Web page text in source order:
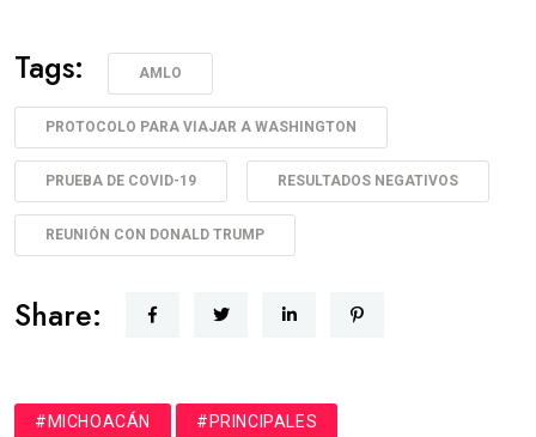
Tags: AMLO
PROTOCOLO PARA VIAJAR A WASHINGTON
PRUEBA DE COVID-19 RESULTADOS NEGATIVOS
REUNIÓN CON DONALD TRUMP
Share:
#MICHOACÁN #PRINCIPALES